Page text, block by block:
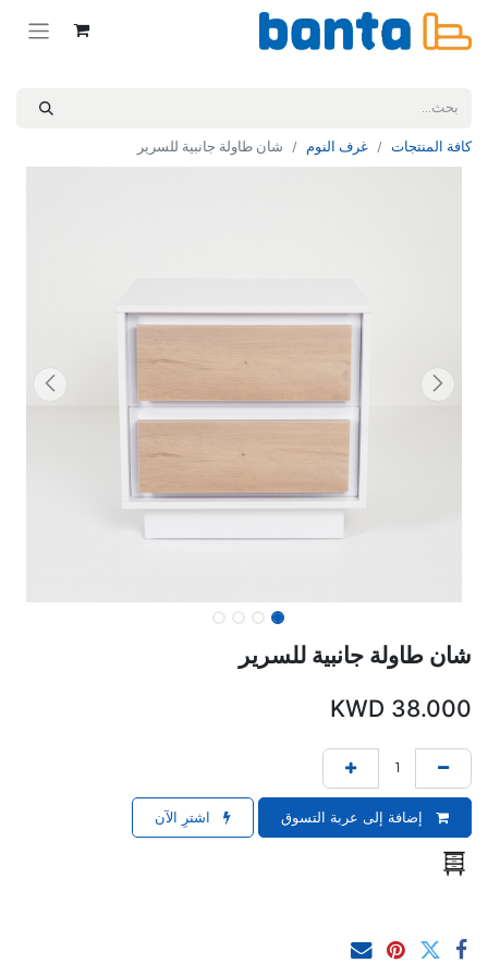
كافة المنتجات غرف النوم شان طاولة جانبية للسرير
شان طاولة جانبية للسرير
38.000
إضافة إلى عربة التسوق اشترِ الآن